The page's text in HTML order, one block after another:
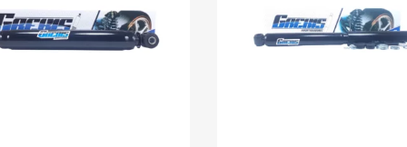
Add to Wishlist
Add to Compare Add to
Add to